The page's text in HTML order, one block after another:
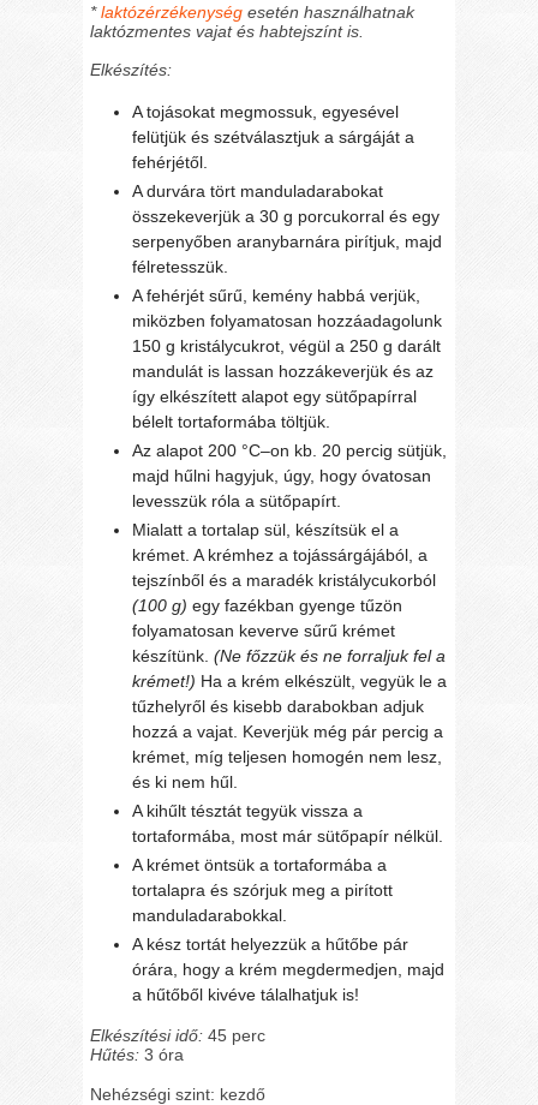
*laktózérzékenység esetén használhatnak
laktózmentes vajat és habtejszínt is.
Elkészítés:
A tojásokat megmossuk, egyesével
felütjük és szétválasztjuk a sárgáját a
fehérjétől.
A durvára tört manduladarabokat
összekeverjük a 30 g porcukorral és egy
serpenyőben aranybarnára pirítjuk, majd
félretesszük.
A fehérjét sűrű, kemény habbá verjük,
miközben folyamatosan hozzáadagolunk
150 g kristálycukrot, végül a 250 g darált
mandulát is lassan hozzákeverjük és az
így elkészített alapot egy sütőpapírral
bélelt tortaformába töltjük.
Az alapot 200 °C–on kb. 20 percig sütjük,
majd hűlni hagyjuk, úgy, hogy óvatosan
levesszük róla a sütőpapírt.
Mialatt a tortalap sül, készítsük el a
krémet. A krémhez a tojássárgájából, a
tejszínből és a maradék kristálycukorból
(100 g) egy fazékban gyenge tűzön
folyamatosan keverve sűrű krémet
készítünk.(Ne főzzük és ne forraljuk fel a
krémet!) Ha a krém elkészült, vegyük le a
tűzhelyről és kisebb darabokban adjuk
hozzá a vajat. Keverjük még pár percig a
krémet, míg teljesen homogén nem lesz,
és ki nem hűl.
A kihűlt tésztát tegyük vissza a
tortaformába, most már sütőpapír nélkül.
A krémet öntsük a tortaformába a
tortalapra és szórjuk meg a pirított
manduladarabokkal.
A kész tortát helyezzük a hűtőbe pár
órára, hogy a krém megdermedjen, majd
a hűtőből kivéve tálalhatjuk is!
Elkészítési idő: 45 perc
Hűtés: 3 óra
Nehézségi szint: kezdő